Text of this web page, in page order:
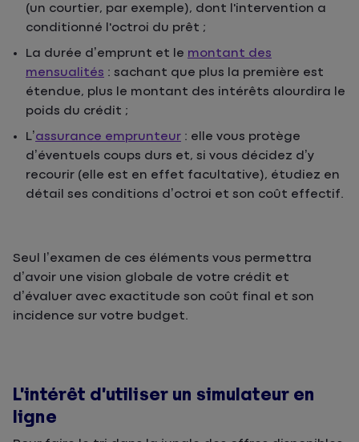
(un courtier, par exemple), dont l'intervention a
conditionné l'octroi du prêt ;
La durée d’emprunt et le montant des
mensualités : sachant que plus la première est
étendue, plus le montant des intérêts alourdira le
poids du crédit ;
L’assurance emprunteur : elle vous protège
d’éventuels coups durs et, si vous décidez d’y
recourir (elle est en effet facultative), étudiez en
détail ses conditions d’octroi et son coût effectif.
Seul l’examen de ces éléments vous permettra
d’avoir une vision globale de votre crédit et
d’évaluer avec exactitude son coût final et son
incidence sur votre budget.
L’intérêt d’utiliser un simulateur en
ligne